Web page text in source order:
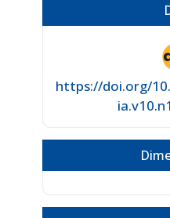
https://doi.org/